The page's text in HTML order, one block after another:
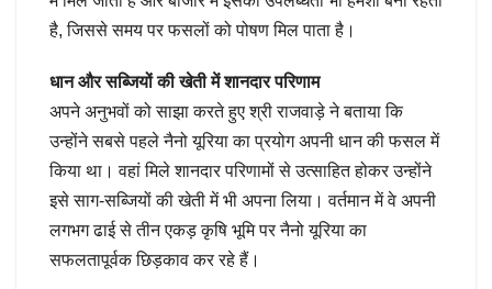
है, जिससे समय पर फसलों को पोषण मिल पाता है।
धान और सब्जियों की खेती में शानदार परिणाम
अपने अनुभवों को साझा करते हुए श्री राजवाड़े ने बताया कि
उन्होंने सबसे पहले नैनो यूरिया का प्रयोग अपनी धान की फसल में
किया था। वहां मिले शानदार परिणामों से उत्साहित होकर उन्होंने
इसे साग-सब्जियों की खेती में भी अपना लिया। वर्तमान में वे अपनी
लगभग ढाई से तीन एकड़ कृषि भूमि पर नैनो यूरिया का
सफलतापूर्वक छिड़काव कर रहे हैं।